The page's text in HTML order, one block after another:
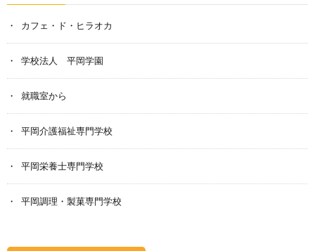
カフェ・ド・ヒラオカ
学校法人 平岡学園
就職室から
平岡介護福祉専門学校
平岡栄養士専門学校
平岡調理・製菓専門学校